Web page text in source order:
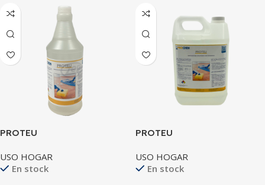
PROTEU
USO HOGAR
En stock
PROTEU
USO HOGAR
En stock